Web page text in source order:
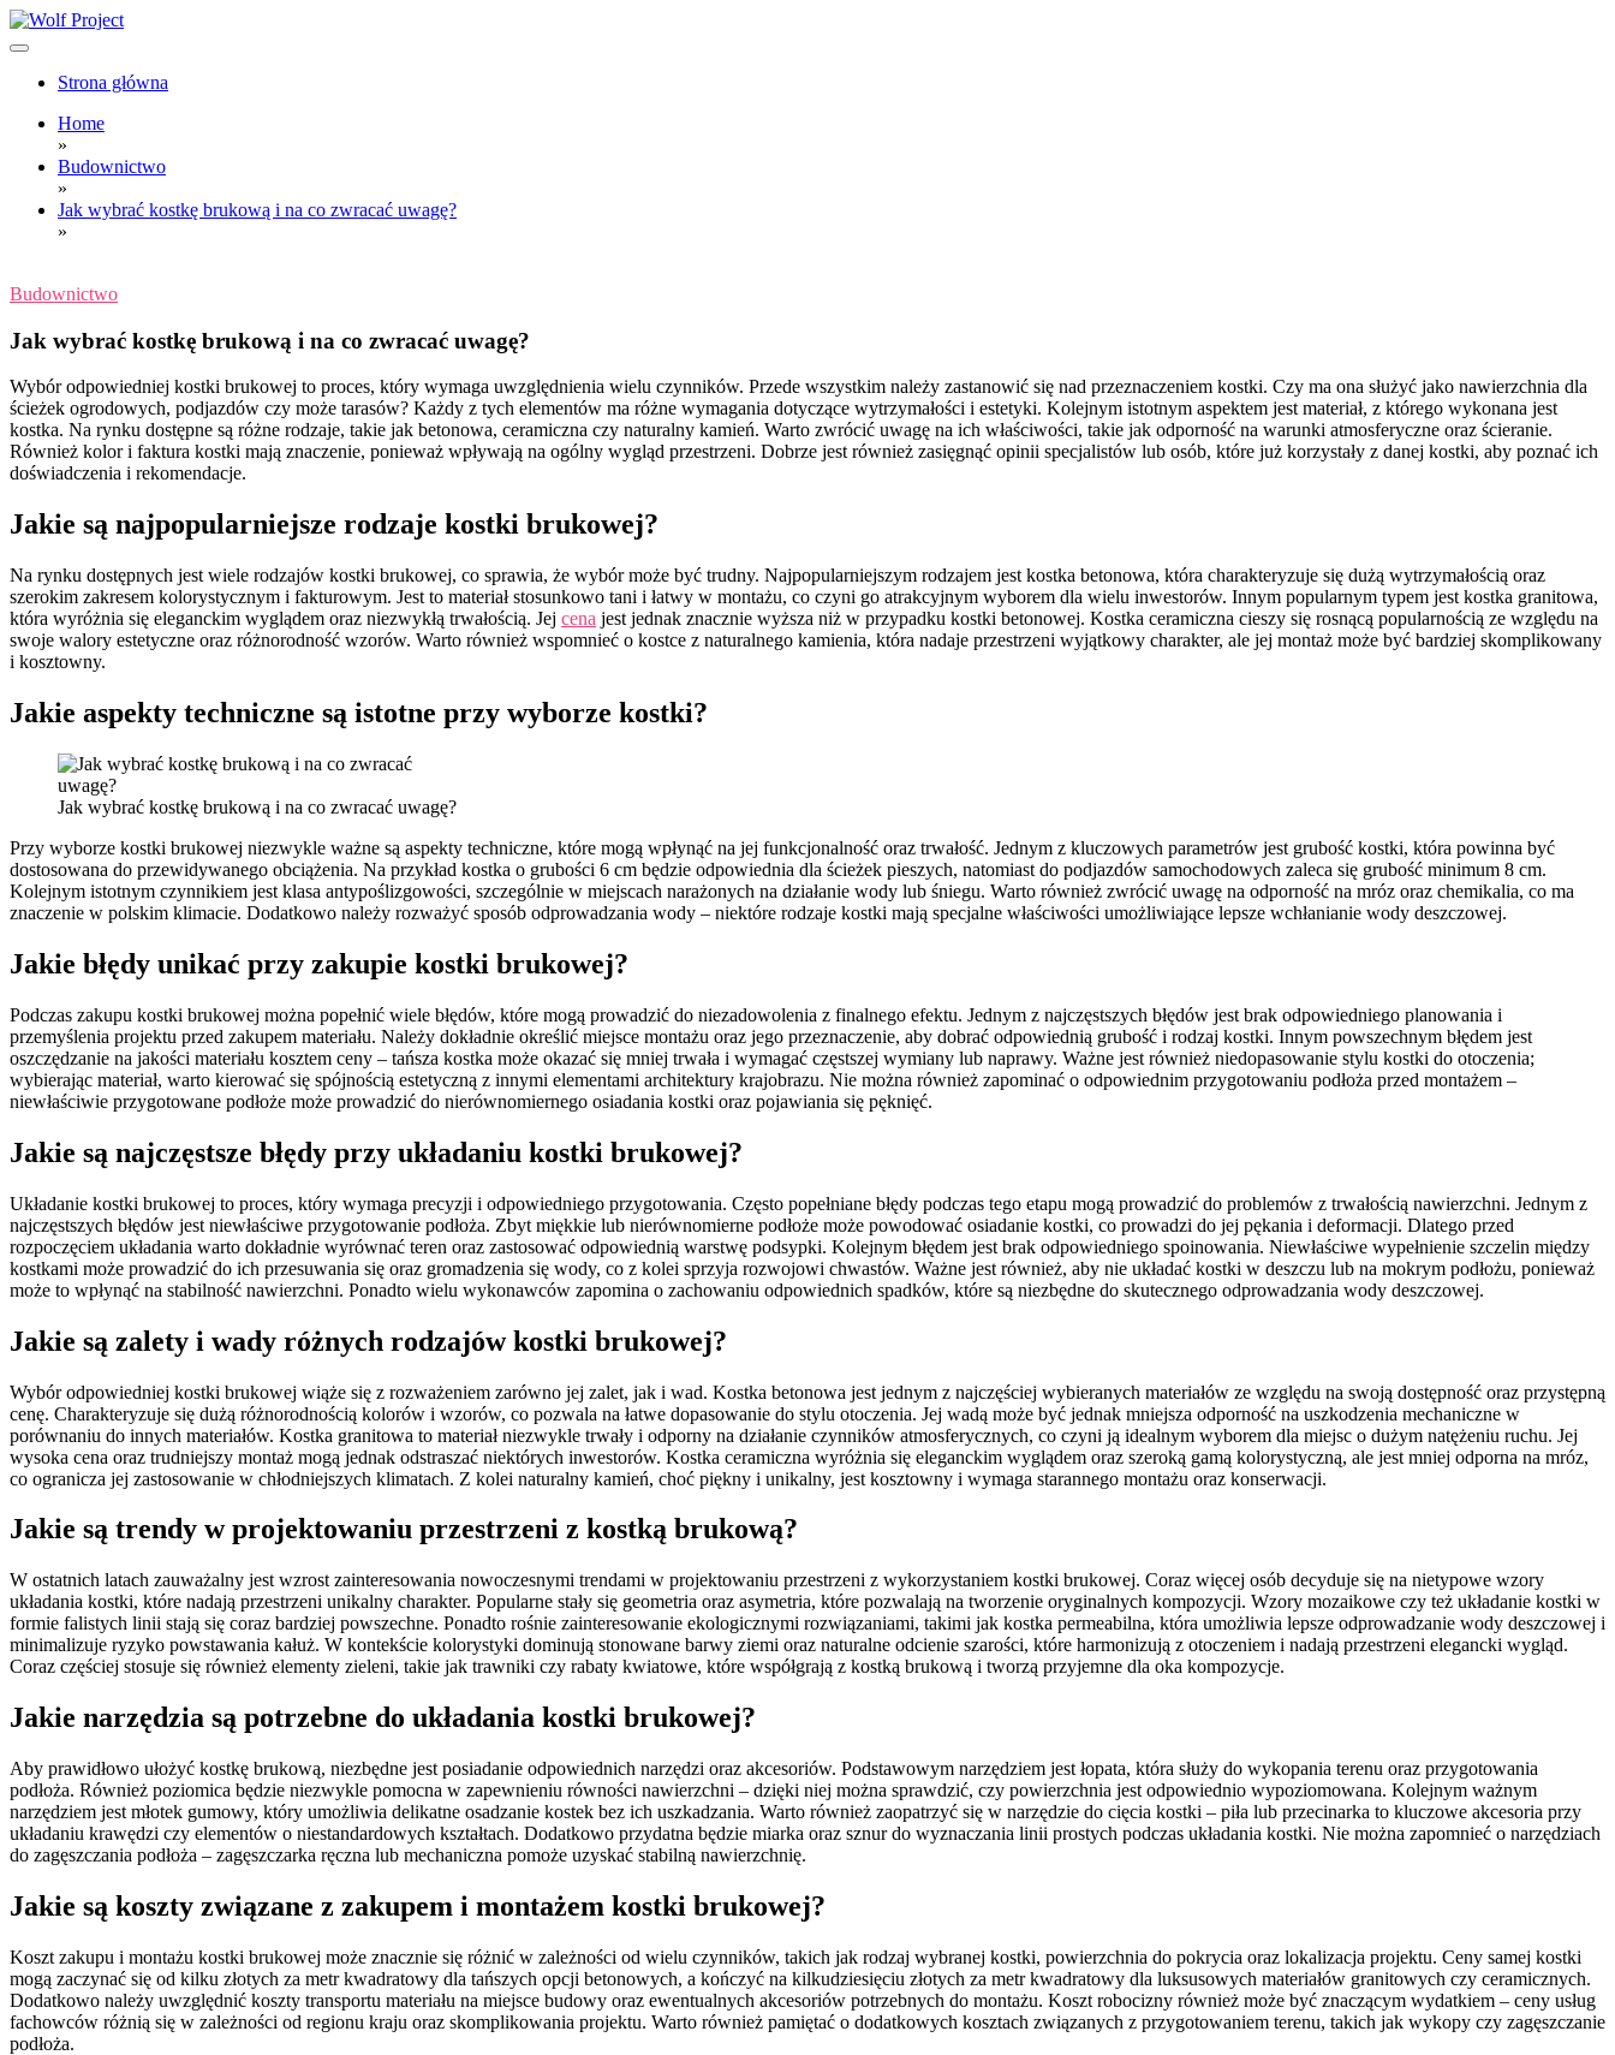
Skip
to
Wolf Project
Strona główna
Home
»
Budownictwo
»
Jak wybrać kostkę brukową i na co zwracać uwagę?
»
Budownictwo
Jak wybrać kostkę brukową i na co zwracać uwagę?
Wybór odpowiedniej kostki brukowej to proces, który wymaga uwzględnienia wielu czynników. Przede wszystkim należy zastanowić się nad przeznaczeniem kostki. Czy ma ona służyć jako nawierzchnia dla
ścieżek ogrodowych, podjazdów czy może tarasów? Każdy z tych elementów ma różne wymagania dotyczące wytrzymałości i estetyki. Kolejnym istotnym aspektem jest materiał, z którego wykonana jest
kostka. Na rynku dostępne są różne rodzaje, takie jak betonowa, ceramiczna czy naturalny kamień. Warto zwrócić uwagę na ich właściwości, takie jak odporność na warunki atmosferyczne oraz ścieranie.
Również kolor i faktura kostki mają znaczenie, ponieważ wpływają na ogólny wygląd przestrzeni. Dobrze jest również zasięgnąć opinii specjalistów lub osób, które już korzystały z danej kostki, aby poznać ich
doświadczenia i rekomendacje.
Jakie są najpopularniejsze rodzaje kostki brukowej?
Na rynku dostępnych jest wiele rodzajów kostki brukowej, co sprawia, że wybór może być trudny. Najpopularniejszym rodzajem jest kostka betonowa, która charakteryzuje się dużą wytrzymałością oraz
szerokim zakresem kolorystycznym i fakturowym. Jest to materiał stosunkowo tani i łatwy w montażu, co czyni go atrakcyjnym wyborem dla wielu inwestorów. Innym popularnym typem jest kostka granitowa,
która wyróżnia się eleganckim wyglądem oraz niezwykłą trwałością. Jej cena jest jednak znacznie wyższa niż w przypadku kostki betonowej. Kostka ceramiczna cieszy się rosnącą popularnością ze względu na
swoje walory estetyczne oraz różnorodność wzorów. Warto również wspomnieć o kostce z naturalnego kamienia, która nadaje przestrzeni wyjątkowy charakter, ale jej montaż może być bardziej skomplikowany
i kosztowny.
Jakie aspekty techniczne są istotne przy wyborze kostki?
Jak wybrać kostkę brukową i na co zwracać uwagę?
Przy wyborze kostki brukowej niezwykle ważne są aspekty techniczne, które mogą wpłynąć na jej funkcjonalność oraz trwałość. Jednym z kluczowych parametrów jest grubość kostki, która powinna być
dostosowana do przewidywanego obciążenia. Na przykład kostka o grubości 6 cm będzie odpowiednia dla ścieżek pieszych, natomiast do podjazdów samochodowych zaleca się grubość minimum 8 cm.
Kolejnym istotnym czynnikiem jest klasa antypoślizgowości, szczególnie w miejscach narażonych na działanie wody lub śniegu. Warto również zwrócić uwagę na odporność na mróz oraz chemikalia, co ma
znaczenie w polskim klimacie. Dodatkowo należy rozważyć sposób odprowadzania wody – niektóre rodzaje kostki mają specjalne właściwości umożliwiające lepsze wchłanianie wody deszczowej.
Jakie błędy unikać przy zakupie kostki brukowej?
Podczas zakupu kostki brukowej można popełnić wiele błędów, które mogą prowadzić do niezadowolenia z finalnego efektu. Jednym z najczęstszych błędów jest brak odpowiedniego planowania i
przemyślenia projektu przed zakupem materiału. Należy dokładnie określić miejsce montażu oraz jego przeznaczenie, aby dobrać odpowiednią grubość i rodzaj kostki. Innym powszechnym błędem jest
oszczędzanie na jakości materiału kosztem ceny – tańsza kostka może okazać się mniej trwała i wymagać częstszej wymiany lub naprawy. Ważne jest również niedopasowanie stylu kostki do otoczenia;
wybierając materiał, warto kierować się spójnością estetyczną z innymi elementami architektury krajobrazu. Nie można również zapominać o odpowiednim przygotowaniu podłoża przed montażem –
niewłaściwie przygotowane podłoże może prowadzić do nierównomiernego osiadania kostki oraz pojawiania się pęknięć.
Jakie są najczęstsze błędy przy układaniu kostki brukowej?
Układanie kostki brukowej to proces, który wymaga precyzji i odpowiedniego przygotowania. Często popełniane błędy podczas tego etapu mogą prowadzić do problemów z trwałością nawierzchni. Jednym z
najczęstszych błędów jest niewłaściwe przygotowanie podłoża. Zbyt miękkie lub nierównomierne podłoże może powodować osiadanie kostki, co prowadzi do jej pękania i deformacji. Dlatego przed
rozpoczęciem układania warto dokładnie wyrównać teren oraz zastosować odpowiednią warstwę podsypki. Kolejnym błędem jest brak odpowiedniego spoinowania. Niewłaściwe wypełnienie szczelin między
kostkami może prowadzić do ich przesuwania się oraz gromadzenia się wody, co z kolei sprzyja rozwojowi chwastów. Ważne jest również, aby nie układać kostki w deszczu lub na mokrym podłożu, ponieważ
może to wpłynąć na stabilność nawierzchni. Ponadto wielu wykonawców zapomina o zachowaniu odpowiednich spadków, które są niezbędne do skutecznego odprowadzania wody deszczowej.
Jakie są zalety i wady różnych rodzajów kostki brukowej?
Wybór odpowiedniej kostki brukowej wiąże się z rozważeniem zarówno jej zalet, jak i wad. Kostka betonowa jest jednym z najczęściej wybieranych materiałów ze względu na swoją dostępność oraz przystępną
cenę. Charakteryzuje się dużą różnorodnością kolorów i wzorów, co pozwala na łatwe dopasowanie do stylu otoczenia. Jej wadą może być jednak mniejsza odporność na uszkodzenia mechaniczne w
porównaniu do innych materiałów. Kostka granitowa to materiał niezwykle trwały i odporny na działanie czynników atmosferycznych, co czyni ją idealnym wyborem dla miejsc o dużym natężeniu ruchu. Jej
wysoka cena oraz trudniejszy montaż mogą jednak odstraszać niektórych inwestorów. Kostka ceramiczna wyróżnia się eleganckim wyglądem oraz szeroką gamą kolorystyczną, ale jest mniej odporna na mróz,
co ogranicza jej zastosowanie w chłodniejszych klimatach. Z kolei naturalny kamień, choć piękny i unikalny, jest kosztowny i wymaga starannego montażu oraz konserwacji.
Jakie są trendy w projektowaniu przestrzeni z kostką brukową?
W ostatnich latach zauważalny jest wzrost zainteresowania nowoczesnymi trendami w projektowaniu przestrzeni z wykorzystaniem kostki brukowej. Coraz więcej osób decyduje się na nietypowe wzory
układania kostki, które nadają przestrzeni unikalny charakter. Popularne stały się geometria oraz asymetria, które pozwalają na tworzenie oryginalnych kompozycji. Wzory mozaikowe czy też układanie kostki w
formie falistych linii stają się coraz bardziej powszechne. Ponadto rośnie zainteresowanie ekologicznymi rozwiązaniami, takimi jak kostka permeabilna, która umożliwia lepsze odprowadzanie wody deszczowej i
minimalizuje ryzyko powstawania kałuż. W kontekście kolorystyki dominują stonowane barwy ziemi oraz naturalne odcienie szarości, które harmonizują z otoczeniem i nadają przestrzeni elegancki wygląd.
Coraz częściej stosuje się również elementy zieleni, takie jak trawniki czy rabaty kwiatowe, które współgrają z kostką brukową i tworzą przyjemne dla oka kompozycje.
Jakie narzędzia są potrzebne do układania kostki brukowej?
Aby prawidłowo ułożyć kostkę brukową, niezbędne jest posiadanie odpowiednich narzędzi oraz akcesoriów. Podstawowym narzędziem jest łopata, która służy do wykopania terenu oraz przygotowania
podłoża. Również poziomica będzie niezwykle pomocna w zapewnieniu równości nawierzchni – dzięki niej można sprawdzić, czy powierzchnia jest odpowiednio wypoziomowana. Kolejnym ważnym
narzędziem jest młotek gumowy, który umożliwia delikatne osadzanie kostek bez ich uszkadzania. Warto również zaopatrzyć się w narzędzie do cięcia kostki – piła lub przecinarka to kluczowe akcesoria przy
układaniu krawędzi czy elementów o niestandardowych kształtach. Dodatkowo przydatna będzie miarka oraz sznur do wyznaczania linii prostych podczas układania kostki. Nie można zapomnieć o narzędziach
do zagęszczania podłoża – zagęszczarka ręczna lub mechaniczna pomoże uzyskać stabilną nawierzchnię.
Jakie są koszty związane z zakupem i montażem kostki brukowej?
Koszt zakupu i montażu kostki brukowej może znacznie się różnić w zależności od wielu czynników, takich jak rodzaj wybranej kostki, powierzchnia do pokrycia oraz lokalizacja projektu. Ceny samej kostki
mogą zaczynać się od kilku złotych za metr kwadratowy dla tańszych opcji betonowych, a kończyć na kilkudziesięciu złotych za metr kwadratowy dla luksusowych materiałów granitowych czy ceramicznych.
Dodatkowo należy uwzględnić koszty transportu materiału na miejsce budowy oraz ewentualnych akcesoriów potrzebnych do montażu. Koszt robocizny również może być znaczącym wydatkiem – ceny usług
fachowców różnią się w zależności od regionu kraju oraz skomplikowania projektu. Warto również pamiętać o dodatkowych kosztach związanych z przygotowaniem terenu, takich jak wykopy czy zagęszczanie
podłoża.